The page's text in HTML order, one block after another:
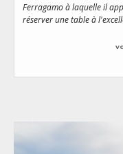
Ferragamo à laquelle il
réserver une table à